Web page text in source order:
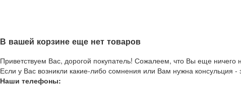
В вашей корзине еще нет товаров
Приветствуем Вас, дорогой покупатель! Сожалеем, что Вы еще ничего
Если у Вас возникли какие-либо сомнения или Вам нужна
Наши телефоны: